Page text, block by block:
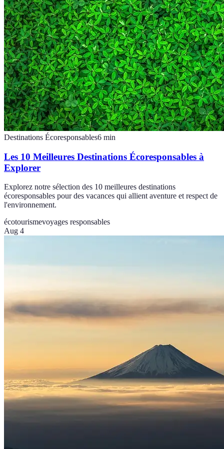
Destinations Écoresponsables6 min
Les 10 Meilleures Destinations Écoresponsables à
Explorer
Explorez notre sélection des 10 meilleures destinations
écoresponsables pour des vacances qui allient aventure et respect de
l'environnement.
écotourismevoyages responsables
Aug 4